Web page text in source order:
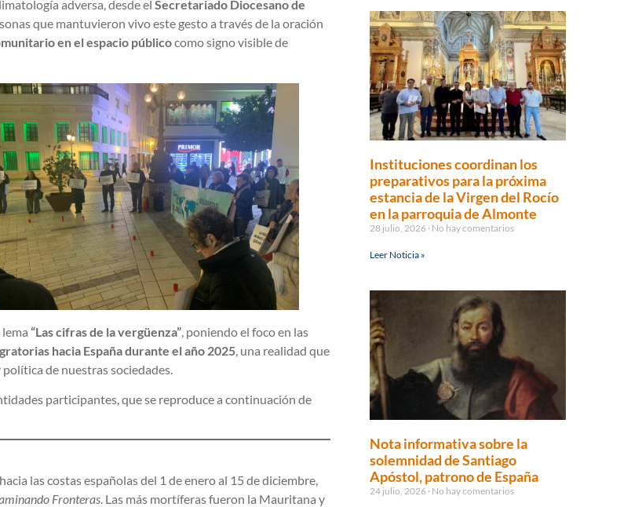
adversa, desde el Secretariado Diocesano de
que mantuvieron vivo este gesto a través de la oración
en el espacio públicocomo signo visible de
“Las cifras de la vergüenza” , poniendo el foco en las
hacia España durante el año 2025 , una realidad que
de nuestras sociedades.
participantes, que se reproduce a continuación de
las costas españolas del 1 de enero al 15 de diciembre,
Fronteras . Las más mortíferas fueron la Mauritana y
Instituciones coordinan los
preparativos para la próxima
estancia de la Virgen del Rocío
en la parroquia de Almonte
28 julio, 2026 No hay comentarios
Leer Noticia »
Nota informativa sobre la
solemnidad de Santiago
Apóstol, patrono de España
24 julio, 2026 No hay comentarios